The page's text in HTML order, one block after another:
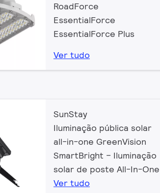
RoadForce
EssentialForce
EssentialForce Plus
Ver tudo
SunStay
Iluminação pública solar
all-in-one GreenVision
SmartBright – Iluminação
solar de poste All-In-One
Ver tudo